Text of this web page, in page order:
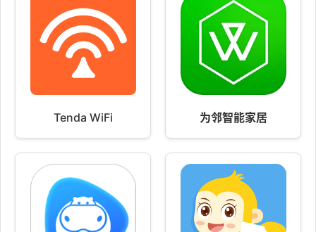
Tenda WiFi 为邻智能家居